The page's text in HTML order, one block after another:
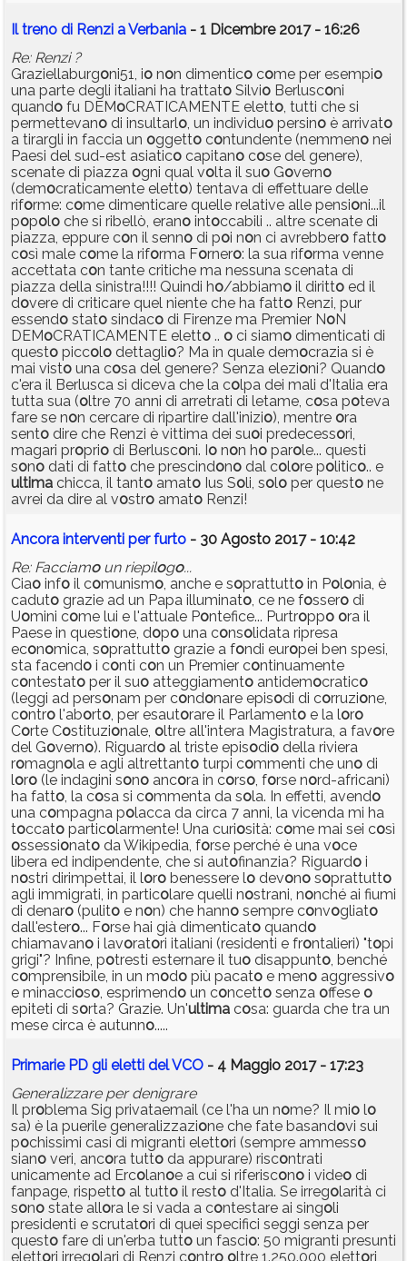
Il treno di Renzi a Verbania - 1 Dicembre 2017 - 16:26
Re: Renzi ?
Graziellaburgoni51, io non dimentico come per esempio
una parte degli italiani ha trattato Silvio Berlusconi
quando fu DEMoCRATICAMENTE eletto, tutti che si
permettevano di insultarlo, un individuo persino è arrivato
a tirargli in faccia un oggetto contundente (nemmeno nei
Paesi del sud-est asiatico capitano cose del genere),
scenate di piazza ogni qual volta il suo Governo
(democraticamente eletto) tentava di effettuare delle
riforme: come dimenticare quelle relative alle pensioni...il
popolo che si ribellò, erano intoccabili .. altre scenate di
piazza, eppure con il senno di poi non ci avrebbero fatto
così male come la riforma Fornero: la sua riforma venne
accettata con tante critiche ma nessuna scenata di
piazza della sinistra!!!! Quindi ho/abbiamo il diritto ed il
dovere di criticare quel niente che ha fatto Renzi, pur
essendo stato sindaco di Firenze ma Premier NoN
DEMoCRATICAMENTE eletto .. o ci siamo dimenticati di
questo piccolo dettaglio? Ma in quale democrazia si è
mai visto una cosa del genere? Senza elezioni? Quando
c'era il Berlusca si diceva che la colpa dei mali d'Italia era
tutta sua (oltre 70 anni di arretrati di letame, cosa poteva
fare se non cercare di ripartire dall'inizio), mentre ora
sento dire che Renzi è vittima dei suoi predecessori,
magari proprio di Berlusconi. I o non ho parole... questi
sono dati di fatto che prescindono dal colore politico.. e
ultima chicca, il tanto amato Ius Soli, solo per questo ne
avrei da dire al vostro amato Renzi!
Ancora interventi per furto - 30 Agosto 2017 - 10:42
Re: Facciamoun riepilogo...
Ciao info il comunismo, anche e soprattutto in Polonia, è
caduto grazie ad un Papa illuminato, ce ne fossero di
Uomini come lui e l'attuale Pontefice... Purtroppo ora il
Paese in questione, dopo una consolidata ripresa
economica, soprattutto grazie a fondi europei ben spesi,
sta facendo i conti con un Premier continuamente
contestato per il suo atteggiamento antidemocratico
(leggi ad personam per condonare episodi di corruzione,
contro l'aborto, per esautorare il Parlamento e la loro
Corte Costituzionale, oltre all'intera Magistratura, a favore
del Governo). Riguardo al triste episodio della riviera
romagnola e agli altrettanto turpi commenti che uno di
loro (le indagini sono ancora in corso, forse nord-africani)
ha fatto, la cosa si commenta da sola. In effetti, avendo
una compagna polacca da circa 7 anni, la vicenda mi ha
toccato particolarmente! Una curiosità: come mai sei così
ossessionato da Wikipedia, forse perché è una voce
libera ed indipendente, che si autofinanzia? Riguardo i
nostri dirimpettai, il loro benessere lo devono soprattutto
agli immigrati, in particolare quelli nostrani, nonché ai fiumi
di denaro (pulito e non) che hanno sempre convogliato
dall'estero... Forse hai già dimenticato quando
chiamavano i lavoratori italiani (residenti e frontalieri) "topi
grigi"? Infine, potresti esternare il tuo disappunto, benché
comprensibile, in un modo più pacato e meno aggressivo
e minaccioso, esprimendo un concetto senza offese o
epiteti di sorta? Grazie. Un'ultima cosa: guarda che tra un
mese circa è autunno.....
Primarie PD gli eletti del VCO - 4 Maggio 2017 - 17:23
Generalizzare per denigrare
Il problema Sig privataemail (ce l'ha un nome? Il mio lo
sa) è la puerile generalizzazione che fate basandovi sui
pochissimi casi di migranti elettori (sempre ammesso
siano veri, ancora tutto da appurare) riscontrati
unicamente ad Ercolanoe a cui si riferiscono i video di
fanpage, rispetto al tutto il resto d'Italia. Se irregolarità ci
sono state allora le si vada a contestare ai singoli
presidenti e scrutatori di quei specifici seggi senza per
questo fare di un'erba tutto un fascio: 50 migranti presunti
elettori irregolari di Renzi contro oltre 1.250.000 elettori